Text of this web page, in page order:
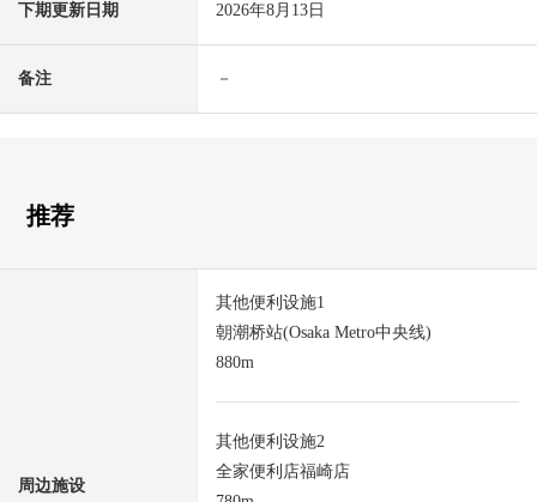
下期更新日期 2026年8月13日
备注 －
推荐
周边施设
其他便利设施1
朝潮桥站(Osaka Metro中央线)
880m
其他便利设施2
全家便利店福崎店